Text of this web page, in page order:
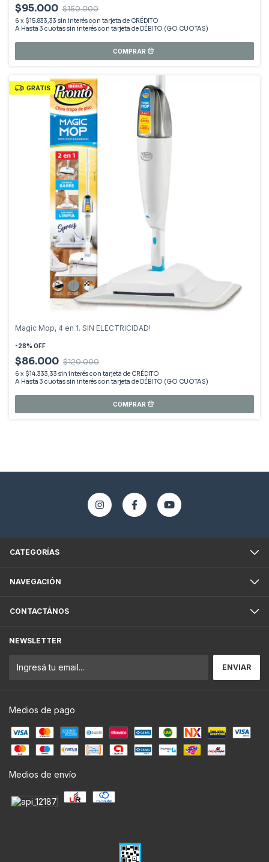
$95.000 $150.000
6 x $15.833,33 sin interés
GRATIS
Magic Mop, 4 en 1. SIN ELECTRICIDAD!
-28% OFF
$86.000 $120.000
6 x $14.333,33 sin interés
CATEGORÍAS
NAVEGACIÓN
CONTACTÁNOS
NEWSLETTER
Medios de pago
Medios de envío